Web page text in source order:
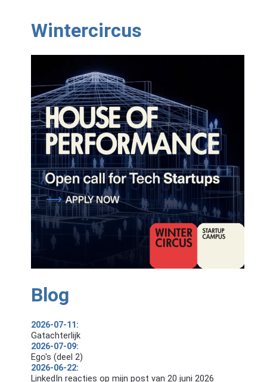
Wintercircus
Blog
2026-07-11:
Gatachterlijk
2026-07-09:
Ego's (deel 2)
2026-06-22:
LinkedIn reacties op mijn post van 20 juni 2026